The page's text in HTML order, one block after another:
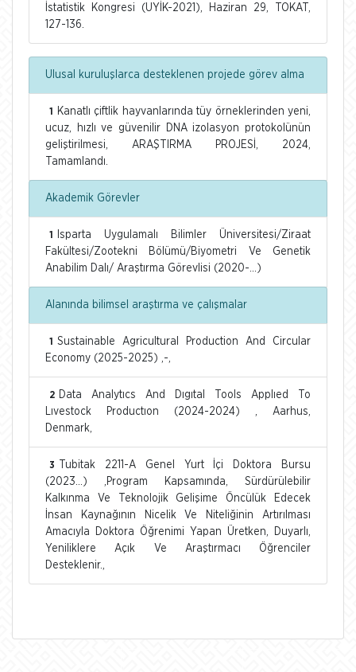
İstatistik Kongresi (UYİK-2021), Haziran 29, TOKAT,
127-136.
Ulusal kuruluşlarca desteklenen projede görev alma
1
Kanatlı çiftlik hayvanlarında tüy örneklerinden yeni,
ucuz, hızlı ve güvenilir DNA izolasyon protokolünün
geliştirilmesi, ARAŞTIRMA PROJESİ, 2024,
Tamamlandı.
Akademik Görevler
1
Isparta Uygulamalı Bilimler Üniversitesi/Ziraat
Fakültesi/Zootekni Bölümü/Biyometri Ve Genetik
Anabilim Dalı/ Araştırma Görevlisi (2020-...)
Alanında bilimsel araştırma ve çalışmalar
1
Sustainable Agricultural Production And Circular
Economy (2025-2025) ,-,
2 Data Analytıcs And Dıgıtal Tools Applıed To
Lıvestock Productıon (2024-2024) , Aarhus,
Denmark,
3
Tubitak 2211-A Genel Yurt İçi Doktora Bursu
(2023...) ,Program Kapsamında, Sürdürülebilir
Kalkınma Ve Teknolojik Gelişime Öncülük Edecek
İnsan Kaynağının Nicelik Ve Niteliğinin Artırılması
Amacıyla Doktora Öğrenimi Yapan Üretken, Duyarlı,
Yeniliklere Açık Ve Araştırmacı Öğrenciler
Desteklenir.,